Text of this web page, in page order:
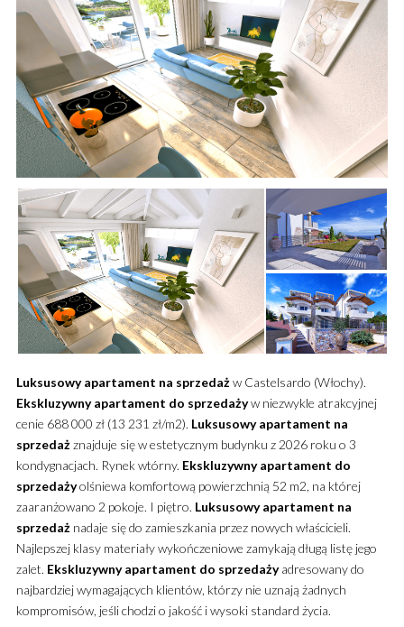
Luksusowy apartament na sprzedażw Castelsardo (Włochy).
Ekskluzywny apartament do sprzedażyw niezwykle atrakcyjnej
cenie 688 000 zł (13 231 zł/m2). Luksusowy apartament na
sprzedażznajduje się w estetycznym budynku z 2026 roku o 3
kondygnacjach. Rynek wtórny. Ekskluzywny apartament do
sprzedażyolśniewa komfortową powierzchnią 52 m2, na której
zaaranżowano 2 pokoje. I piętro. Luksusowy apartament na
sprzedażnadaje się do zamieszkania przez nowych właścicieli.
Najlepszej klasy materiały wykończeniowe zamykają długą listę jego
zalet. Ekskluzywny apartament do sprzedażyadresowany do
najbardziej wymagających klientów, którzy nie uznają żadnych
kompromisów, jeśli chodzi o jakość i wysoki standard życia.